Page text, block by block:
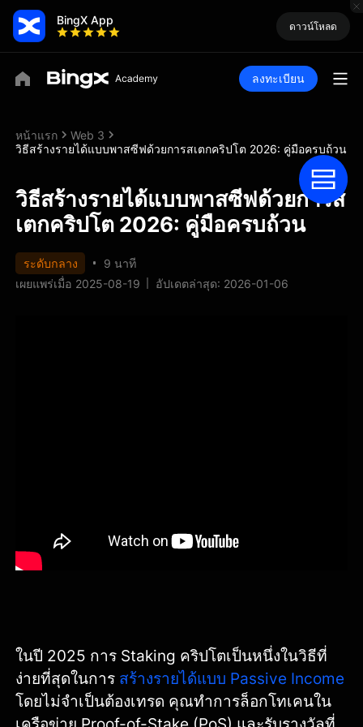
BingX App ดาวน์โหลด
ลงทะเบียน
หน้าแรก
Web 3
วิธีสร้างรายได้แบบพาสซีฟด้วยการสเตกคริปโต 2026: คู่มือครบถ้วน
วิธีสร้างรายได้แบบพาสซีฟด้วยการส
เตกคริปโต 2026: คู่มือครบถ้วน
ระดับกลาง
9 นาที
เผยแพร่เมื่อ 2025-08-19
อัปเดตล่าสุด: 2026-01-06
ในปี 2025 การ Staking คริปโตเป็นหนึ่งในวิธีที่
ง่ายที่สุดในการ สร้างรายได้แบบ Passive Income
โดยไม่จำเป็นต้องเทรด คุณทำการล็อกโทเคนใน